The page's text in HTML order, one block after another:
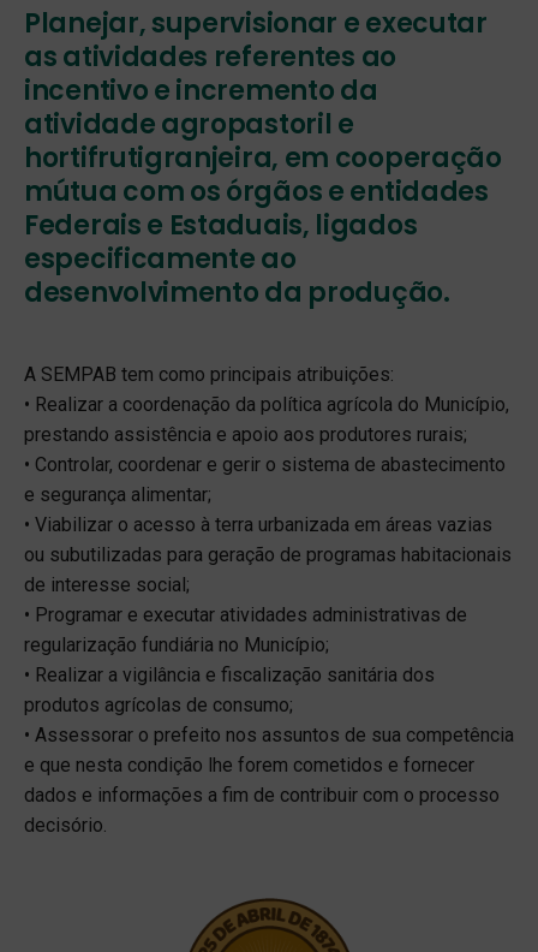
Planejar, supervisionar e executar
as atividades referentes ao
incentivo e incremento da
atividade agropastoril e
hortifrutigranjeira, em cooperação
mútua com os órgãos e entidades
Federais e Estaduais, ligados
especificamente ao
desenvolvimento da produção.
A SEMPAB tem como principais atribuições:
• Realizar a coordenação da política agrícola do Município,
prestando assistência e apoio aos produtores rurais;
• Controlar, coordenar e gerir o sistema de abastecimento
e segurança alimentar;
• Viabilizar o acesso à terra urbanizada em áreas vazias
ou subutilizadas para geração de programas habitacionais
de interesse social;
• Programar e executar atividades administrativas de
regularização fundiária no Município;
• Realizar a vigilância e fiscalização sanitária dos
produtos agrícolas de consumo;
• Assessorar o prefeito nos assuntos de sua competência
e que nesta condição lhe forem cometidos e fornecer
dados e informações a fim de contribuir com o processo
decisório.